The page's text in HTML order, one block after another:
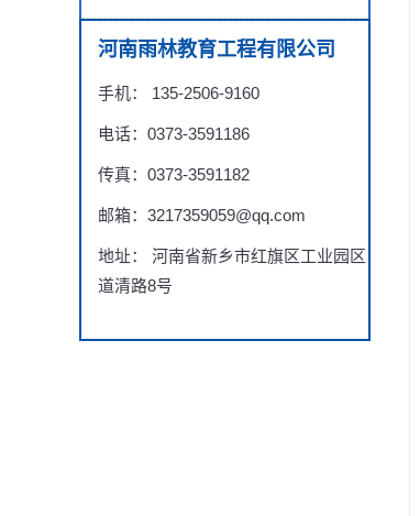
河南雨林教育工程有限公司
手机： 135-2506-9160
电话：0373-3591186
传真：0373-3591182
邮箱：3217359059@qq.com
地址： 河南省新乡市红旗区工业园区
道清路8号